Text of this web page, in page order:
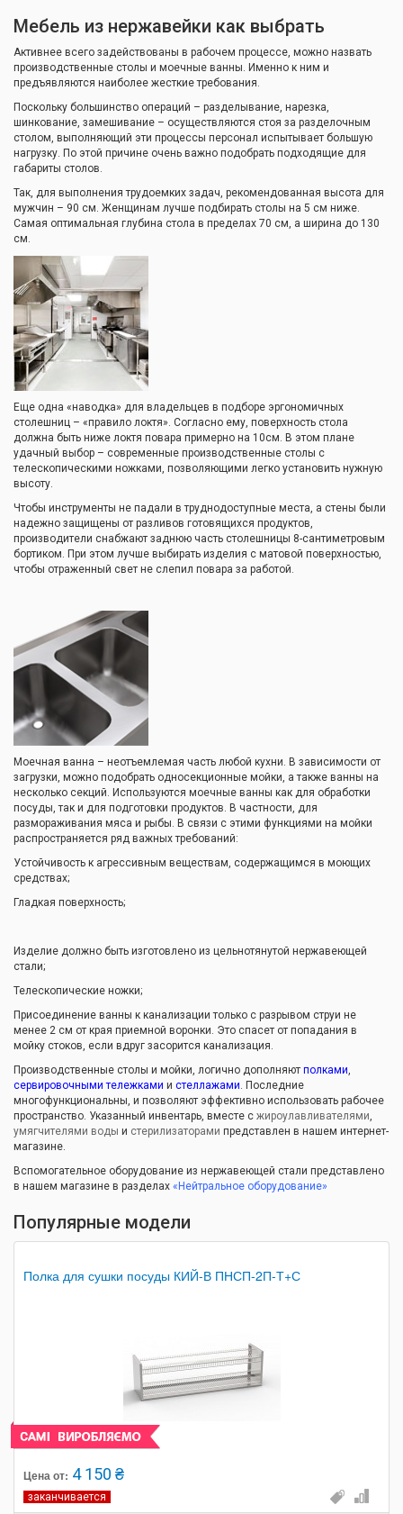
Мебель из нержавейки как выбрать
Активнее всего задействованы в рабочем процессе, можно назвать
производственные столы и моечные ванны. Именно к ним и
предъявляются наиболее жесткие требования.
Поскольку большинство операций – разделывание, нарезка,
шинкование, замешивание – осуществляются стоя за разделочным
столом, выполняющий эти процессы персонал испытывает большую
нагрузку. По этой причине очень важно подобрать подходящие для
габариты столов.
Так, для выполнения трудоемких задач, рекомендованная высота для
мужчин – 90 см. Женщинам лучше подбирать столы на 5 см ниже.
Самая оптимальная глубина стола в пределах 70 см, а ширина до 130
см.
Еще одна «наводка» для владельцев в подборе эргономичных
столешниц – «правило локтя». Согласно ему, поверхность стола
должна быть ниже локтя повара примерно на 10см. В этом плане
удачный выбор – современные производственные столы с
телескопическими ножками, позволяющими легко установить нужную
высоту.
Чтобы инструменты не падали в труднодоступные места, а стены были
надежно защищены от разливов готовящихся продуктов,
производители снабжают заднюю часть столешницы 8-сантиметровым
бортиком. При этом лучше выбирать изделия с матовой поверхностью,
чтобы отраженный свет не слепил повара за работой.
Моечная ванна – неотъемлемая часть любой кухни. В зависимости от
загрузки, можно подобрать односекционные мойки, а также ванны на
несколько секций. Используются моечные ванны как для обработки
посуды, так и для подготовки продуктов. В частности, для
размораживания мяса и рыбы. В связи с этими функциями на мойки
распространяется ряд важных требований:
Устойчивость к агрессивным веществам, содержащимся в моющих
средствах;
Гладкая поверхность;
Изделие должно быть изготовлено из цельнотянутой нержавеющей
стали;
Телескопические ножки;
Присоединение ванны к канализации только с разрывом струи не
менее 2 см от края приемной воронки. Это спасет от попадания в
мойку стоков, если вдруг засорится канализация.
Производственные столы и мойки, логично дополняют полками
сервировочными тележками и стеллажами . Последние
многофункциональны, и позволяют эффективно использовать рабочее
пространство. Указанный инвентарь, вместе с жироулавливателями
умягчителями воды и стерилизаторами представлен в нашем интернет-
магазине.
Вспомогательное оборудование из нержавеющей стали представлено
в нашем магазине в разделах «Нейтральное оборудование»
Популярные модели
Полка для сушки посуды КИЙ-В ПНСП-2П-Т+С
Цена от: 4 150 ₴
заканчивается